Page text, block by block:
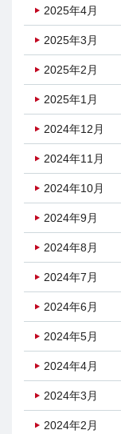
2025年4月
2025年3月
2025年2月
2025年1月
2024年12月
2024年11月
2024年10月
2024年9月
2024年8月
2024年7月
2024年6月
2024年5月
2024年4月
2024年3月
2024年2月